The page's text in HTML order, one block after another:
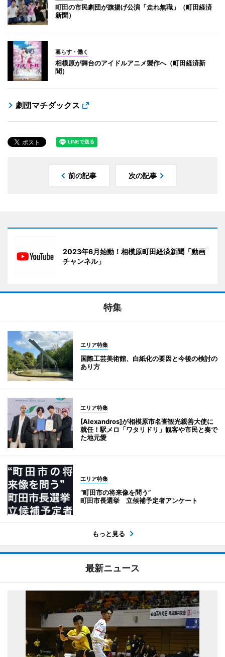
町田の市民劇団が旗揚げ公演「走れ無職」（町田経済
新聞）
暮らす・働く
相模原が舞台のアイドルアニメ製作へ（町田経済新
聞）
劇団マチダックス
前の記事 次の記事
2023年6月始動！相模原町田経済新聞「動画
チャンネル」
特集
エリア特集
国際工芸美術館、白紙化の要因と今後の検討の
あり方
エリア特集
[Alexandros]が相模原市名誉観光親善大使に
就任！駅メロ「ワタリドリ」観客や市民と奏で
た地元愛
エリア特集
“町田市の将来像を問う”
町田市長選挙 立候補予定者アンケート
もっと見る
最新ニュース